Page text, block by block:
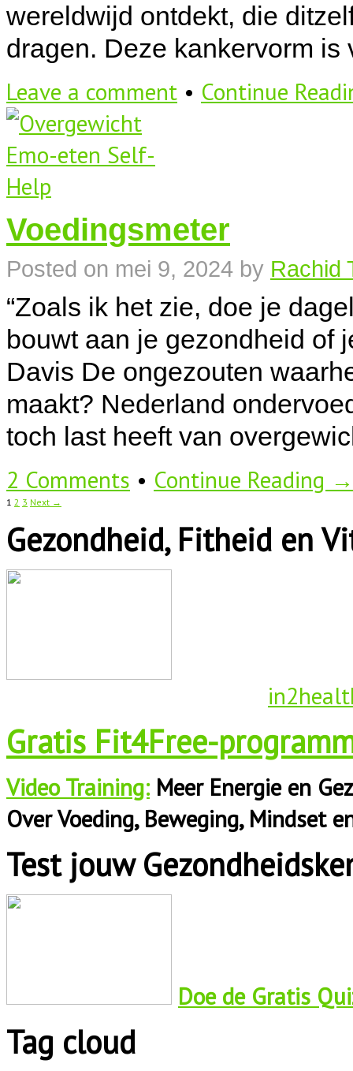
wereldwijd ontdekt, die
dragen. Deze kankervorm
Leave a comment • Continue
Voedingsmeter
Posted on mei 9, 2024 by Rachid
“Zoals ik het zie, doe je
bouwt aan je gezondheid of
Davis De ongezouten
maakt? Nederland
toch last heeft van
2 Comments • Continue Reading →
1 2 3 Next →
Gezondheid, Fitheid en
Gratis Fit4Free-
Video Training:Meer Energie en
Over Voeding, Beweging, Mindset
Test jouw
Doe de Gratis
Tag cloud